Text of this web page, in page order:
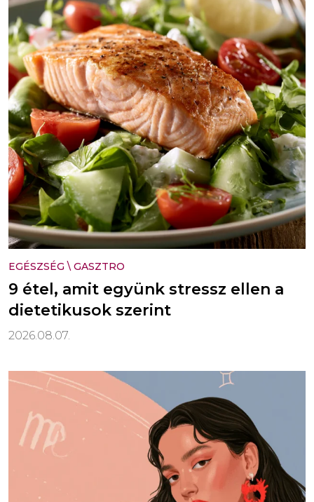
EGÉSZSÉG \ GASZTRO
9 étel, amit együnk stressz ellen a
dietetikusok szerint
2026.08.07.